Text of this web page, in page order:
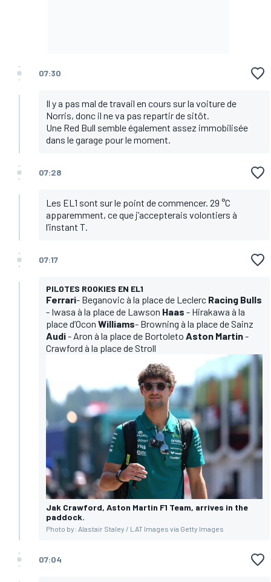
07:30
Il y a pas mal de travail en cours sur la voiture de
Norris, donc il ne va pas repartir de sitôt.
Une Red Bull semble également assez immobilisée
dans le garage pour le moment.
07:28
Les EL1 sont sur le point de commencer. 29 °C
apparemment, ce que j’accepterais volontiers à
l’instant T.
07:17
PILOTES ROOKIES EN EL1
Ferrari- Beganovic à la place de Leclerc Racing Bulls
- Iwasa à la place de Lawson Haas - Hirakawa à la
place d’Ocon Williams- Browning à la place de Sainz
Audi- Aron à la place de Bortoleto Aston Martin-
Crawford à la place de Stroll
Jak Crawford, Aston Martin F1 Team, arrives in the
paddock.
Photo by: Alastair Staley / LAT Images via Getty Images
07:04